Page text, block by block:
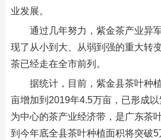
业发展。
通过几年努力，紫金茶产业异
现了从小到大、从弱到强的重大转
茶已经走在全市前列。
据统计，目前，紫金县茶叶种
亩增加到2019年4.5万亩，已形成
为中心的茶产业经济带，是广东茶
到今年底全县茶叶种植面积将突破